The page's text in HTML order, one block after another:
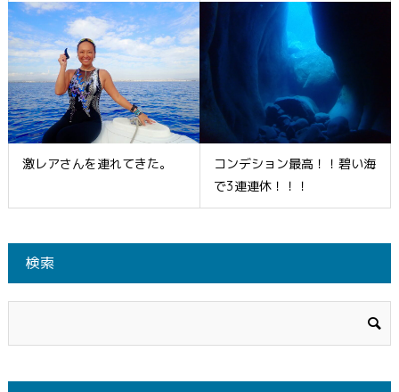
激レアさんを連れてきた。
コンデション最高！！碧い海
で3連連休！！！
検索